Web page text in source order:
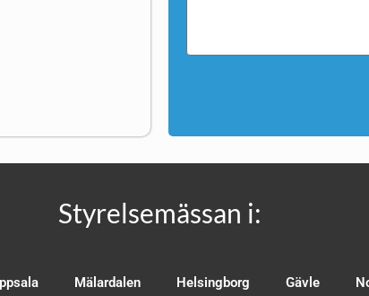
Styrelsemässan i:
Mälardalen Helsingborg Gävle